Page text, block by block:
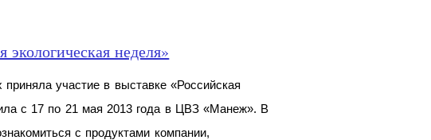
неделя»
участие в выставке «Российская
с 17 по 21 мая 2013 года в ЦВЗ «Манеж». В
с продуктами компании,